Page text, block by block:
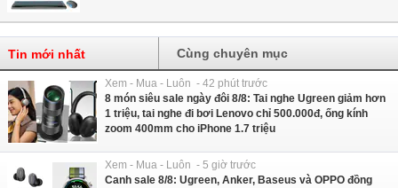
Tin mới nhất Cùng chuyên mục
Xem - Mua - Luôn - 42 phút trước
8 món siêu sale ngày đôi 8/8: Tai nghe Ugreen giảm hơn
1 triệu, tai nghe đi bơi Lenovo chỉ 500.000đ, ống kính
zoom 400mm cho iPhone 1.7 triệu
Xem - Mua - Luôn - 5 giờ trước
Canh sale 8/8: Ugreen, Anker, Baseus và OPPO đồng